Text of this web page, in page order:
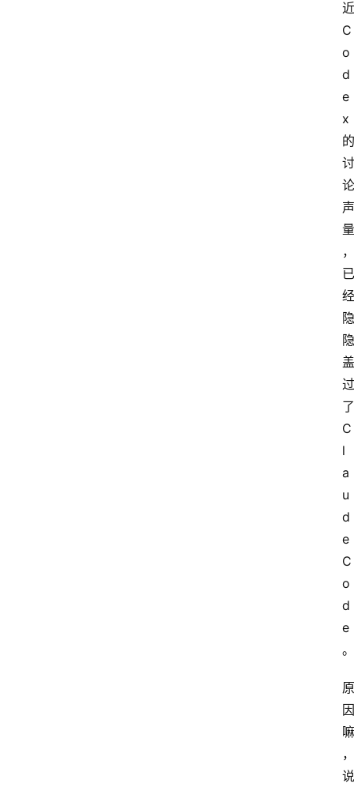
近
C
o
d
e
x
的
讨
论
声
量
，
已
经
隐
隐
盖
过
了
C
l
a
u
d
e
C
o
d
e
。
原
因
嘛
，
说